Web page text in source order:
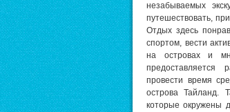
незабываемых
путешествовать,
Отдых здесь
спортом, вести
на островах и
предоставляется
провести время
острова Тайланд.
которые окружены